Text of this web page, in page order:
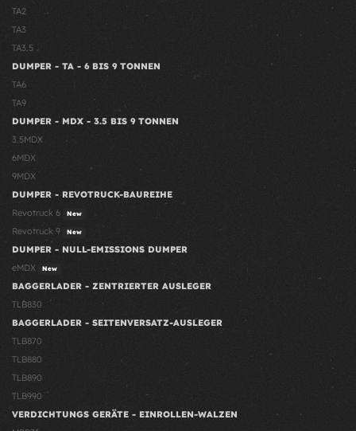
TA2
TA3
TA3.5
DUMPER - TA - 6 BIS 9 TONNEN
TA6
TA9
DUMPER - MDX - 3.5 BIS 9 TONNEN
3.5MDX
6MDX
9MDX
DUMPER - REVOTRUCK-BAUREIHE
Revotruck 6
New
Revotruck 9 New
DUMPER - NULL-EMISSIONS DUMPER
eMDX
New
BAGGERLADER - ZENTRIERTER AUSLEGER
TLB830
BAGGERLADER - SEITENVERSATZ-AUSLEGER
TLB870
TLB880
TLB890
TLB990
VERDICHTUNGS GERÄTE - EINROLLEN-WALZEN